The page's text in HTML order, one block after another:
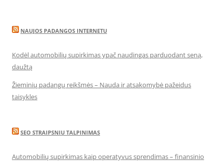
NAUJOS PADANGOS INTERNETU
Kodėl automobilių supirkimas ypač naudingas parduodant seną,
daužtą
Žieminių padangų reikšmės – Nauda ir atsakomybė pažeidus
taisykles
SEO STRAIPSNIU TALPINIMAS
Automobilių supirkimas kaip operatyvus sprendimas – finansinio